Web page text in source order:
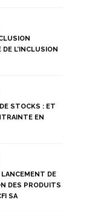
L’INCLUSION
STOCKS : ET
EN
DE
DES PRODUITS
SA